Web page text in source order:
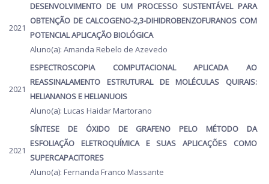
2021
DESENVOLVIMENTO DE UM PROCESSO SUSTENTÁVEL PARA
OBTENÇÃO DE CALCOGENO-2,3-DIHIDROBENZOFURANOS COM
POTENCIAL APLICAÇÃO BIOLÓGICA
Aluno(a): Amanda Rebelo de Azevedo
2021
ESPECTROSCOPIA COMPUTACIONAL APLICADA AO
REASSINALAMENTO ESTRUTURAL DE MOLÉCULAS QUIRAIS:
HELIANANOS E HELIANUOIS
Aluno(a): Lucas Haidar Martorano
2021
SÍNTESE DE ÓXIDO DE GRAFENO PELO MÉTODO DA
ESFOLIAÇÃO ELETROQUÍMICA E SUAS APLICAÇÕES COMO
SUPERCAPACITORES
Aluno(a): Fernanda Franco Massante